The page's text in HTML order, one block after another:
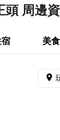
頭 周邊
美食